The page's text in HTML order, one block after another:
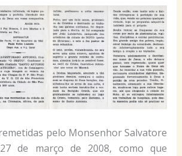
pelo Monsenhor Salvatore
de março de 2008, como que